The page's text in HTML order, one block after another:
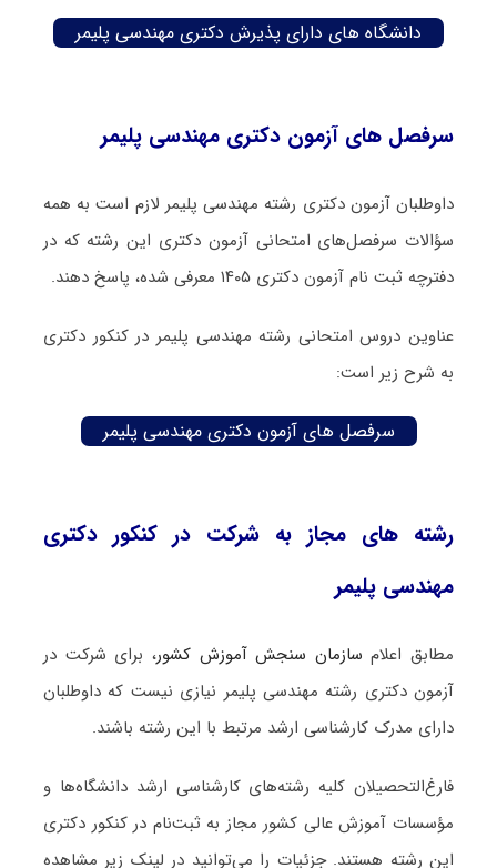
دانشگاه های دارای پذیرش دکتری مهندسی پلیمر
سرفصل های آزمون دکتری مهندسی پلیمر
داوطلبان آزمون دکتری رشته مهندسی پلیمر لازم است به همه
سؤالات سرفصل‌های امتحانی آزمون دکتری این رشته که در
دفترچه‌ ثبت نام آزمون دکتری ۱۴۰۵ معرفی شده، پاسخ دهند.
عناوین دروس امتحانی رشته مهندسی پلیمر در کنکور دکتری
به شرح زیر است:
سرفصل های آزمون دکتری مهندسی پلیمر
رشته های مجاز به شرکت در کنکور دکتری
مهندسی پلیمر
مطابق اعلام سازمان سنجش آموزش کشور، برای شرکت در
آزمون دکتری رشته مهندسی پلیمر نیازی نیست که داوطلبان
دارای مدرک کارشناسی ارشد مرتبط با این رشته باشند.
فارغ‌‌التحصیلان کلیه رشته‌های کارشناسی ارشد دانشگاه‌ها و
مؤسسات آموزش عالی کشور مجاز به ثبت‌نام در کنکور دکتری
این رشته هستند. جزئیات را می‌توانید در لینک زیر مشاهده